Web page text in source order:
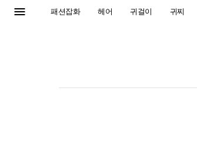
패션잡화 헤어 귀걸이 귀찌